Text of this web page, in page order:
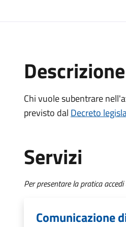
Descrizione
Chi vuole subentrare
previsto dal Decreto
Servizi
Per presentare la pratica
Comunicazione